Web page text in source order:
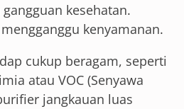
kesehatan.
kenyamanan.
cukup beragam, seperti
atau VOC (Senyawa
jangkauan luas